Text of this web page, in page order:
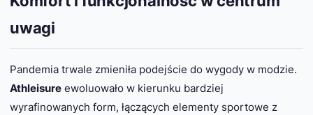
uwagi
Pandemia trwale zmieniła podejście do wygody w modzie.
Athleisure ewoluowało w kierunku bardziej
wyrafinowanych form, łączących elementy sportowe z